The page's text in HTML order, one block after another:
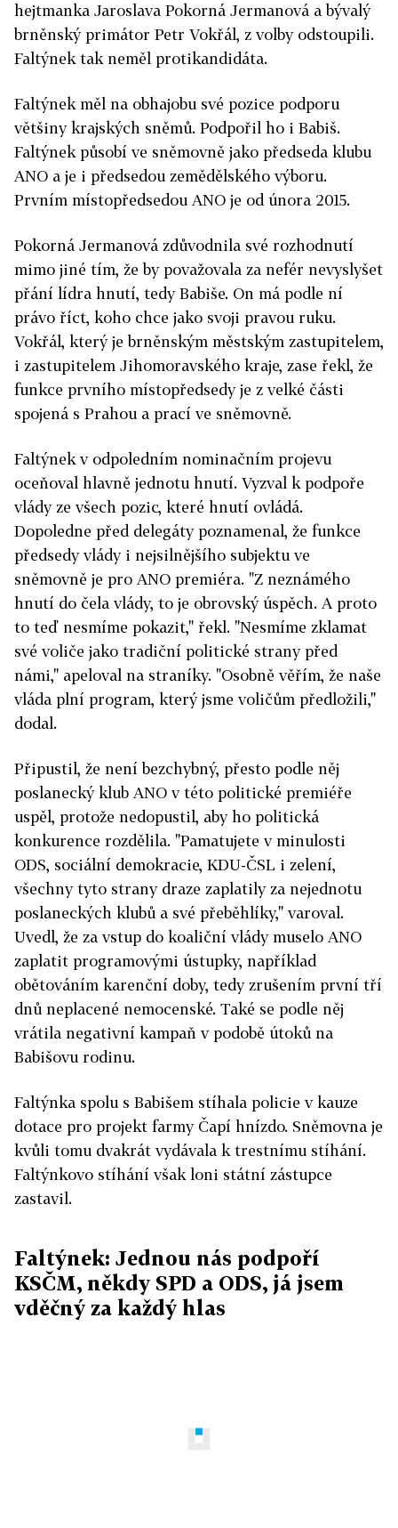
hejtmanka Jaroslava Pokorná Jermanová a bývalý
brněnský primátor Petr Vokřál, z volby odstoupili.
Faltýnek tak neměl protikandidáta.
Faltýnek měl na obhajobu své pozice podporu
většiny krajských sněmů. Podpořil ho i Babiš.
Faltýnek působí ve sněmovně jako předseda klubu
ANO a je i předsedou zemědělského výboru.
Prvním místopředsedou ANO je od února 2015.
Pokorná Jermanová zdůvodnila své rozhodnutí
mimo jiné tím, že by považovala za nefér nevyslyšet
přání lídra hnutí, tedy Babiše. On má podle ní
právo říct, koho chce jako svoji pravou ruku.
Vokřál, který je brněnským městským zastupitelem,
i zastupitelem Jihomoravského kraje, zase řekl, že
funkce prvního místopředsedy je z velké části
spojená s Prahou a prací ve sněmovně.
Faltýnek v odpoledním nominačním projevu
oceňoval hlavně jednotu hnutí. Vyzval k podpoře
vlády ze všech pozic, které hnutí ovládá.
Dopoledne před delegáty poznamenal, že funkce
předsedy vlády i nejsilnějšího subjektu ve
sněmovně je pro ANO premiéra. "Z neznámého
hnutí do čela vlády, to je obrovský úspěch. A proto
to teď nesmíme pokazit," řekl. "Nesmíme zklamat
své voliče jako tradiční politické strany před
námi," apeloval na straníky. "Osobně věřím, že naše
vláda plní program, který jsme voličům předložili,"
dodal.
Připustil, že není bezchybný, přesto podle něj
poslanecký klub ANO v této politické premiéře
uspěl, protože nedopustil, aby ho politická
konkurence rozdělila. "Pamatujete v minulosti
ODS, sociální demokracie, KDU-ČSL i zelení,
všechny tyto strany draze zaplatily za nejednotu
poslaneckých klubů a své přeběhlíky," varoval.
Uvedl, že za vstup do koaliční vlády muselo ANO
zaplatit programovými ústupky, například
obětováním karenční doby, tedy zrušením první tří
dnů neplacené nemocenské. Také se podle něj
vrátila negativní kampaň v podobě útoků na
Babišovu rodinu.
Faltýnka spolu s Babišem stíhala policie v kauze
dotace pro projekt farmy Čapí hnízdo. Sněmovna je
kvůli tomu dvakrát vydávala k trestnímu stíhání.
Faltýnkovo stíhání však loni státní zástupce
zastavil.
Faltýnek: Jednou nás podpoří
KSČM, někdy SPD a ODS, já jsem
vděčný za každý hlas